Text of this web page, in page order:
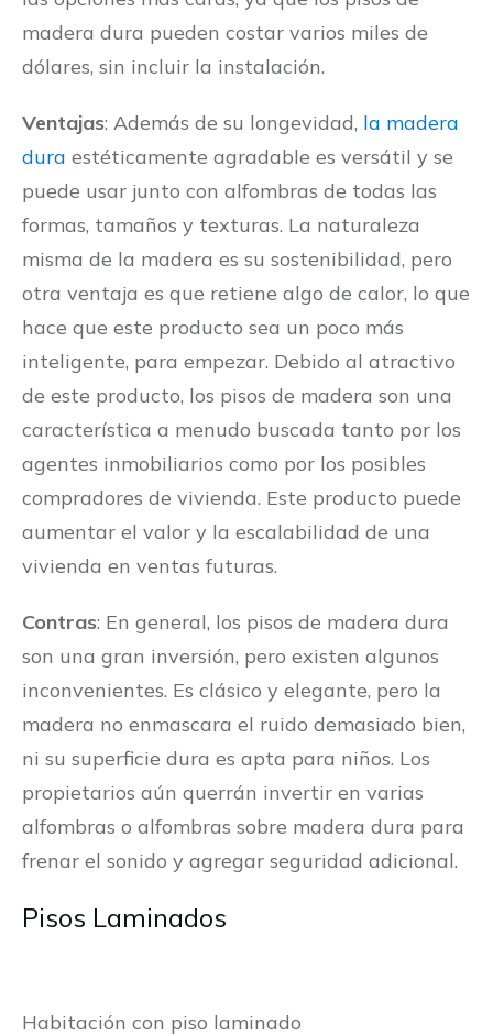
madera dura pueden costar varios miles de
dólares, sin incluir la instalación.
Ventajas: Además de su longevidad, la madera
dura estéticamente agradable es versátil y se
puede usar junto con alfombras de todas las
formas, tamaños y texturas. La naturaleza
misma de la madera es su sostenibilidad, pero
otra ventaja es que retiene algo de calor, lo que
hace que este producto sea un poco más
inteligente, para empezar. Debido al atractivo
de este producto, los pisos de madera son una
característica a menudo buscada tanto por los
agentes inmobiliarios como por los posibles
compradores de vivienda. Este producto puede
aumentar el valor y la escalabilidad de una
vivienda en ventas futuras.
Contras: En general, los pisos de madera dura
son una gran inversión, pero existen algunos
inconvenientes. Es clásico y elegante, pero la
madera no enmascara el ruido demasiado bien,
ni su superficie dura es apta para niños. Los
propietarios aún querrán invertir en varias
alfombras o alfombras sobre madera dura para
frenar el sonido y agregar seguridad adicional.
Pisos Laminados
Habitación con piso laminado